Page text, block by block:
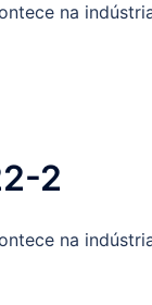
na
2
na